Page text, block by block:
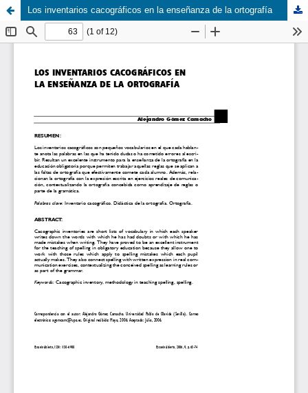
Los inventarios cacográficos en la enseñanza de la ortografía